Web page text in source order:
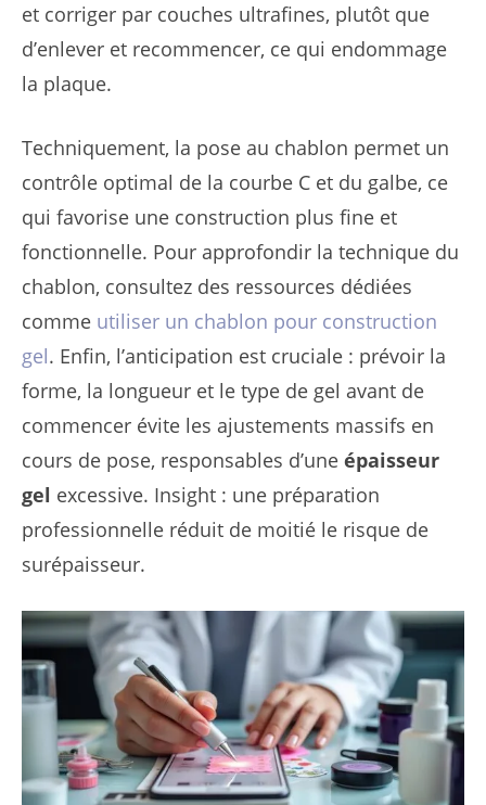
et corriger par couches ultrafines, plutôt que
d’enlever et recommencer, ce qui endommage
la plaque.
Techniquement, la pose au chablon permet un
contrôle optimal de la courbe C et du galbe, ce
qui favorise une construction plus fine et
fonctionnelle. Pour approfondir la technique du
chablon, consultez des ressources dédiées
comme utiliser un chablon pour construction
gel. Enfin, l’anticipation est cruciale : prévoir la
forme, la longueur et le type de gel avant de
commencer évite les ajustements massifs en
cours de pose, responsables d’une épaisseur
gel excessive. Insight : une préparation
professionnelle réduit de moitié le risque de
surépaisseur.